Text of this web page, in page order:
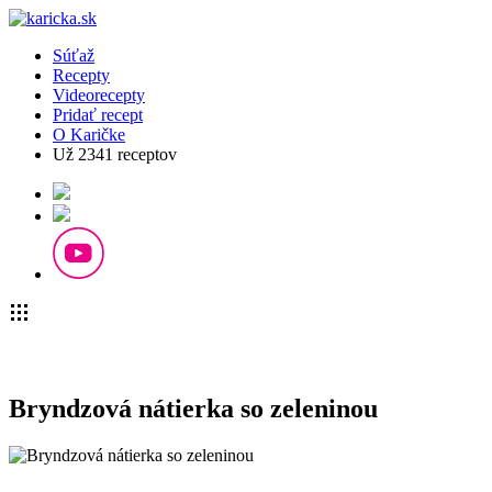
Súťaž
Recepty
Videorecepty
Pridať recept
O Karičke
Už 2341 receptov
Bryndzová nátierka so zeleninou